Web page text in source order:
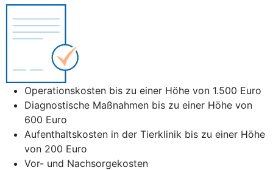
Operationskosten bis zu einer Höhe von 1.500 Euro
Diagnostische Maßnahmen bis zu einer Höhe von
600 Euro
Aufenthaltskosten in der Tierklinik bis zu einer Höhe
von 200 Euro
Vor- und Nachsorgekosten